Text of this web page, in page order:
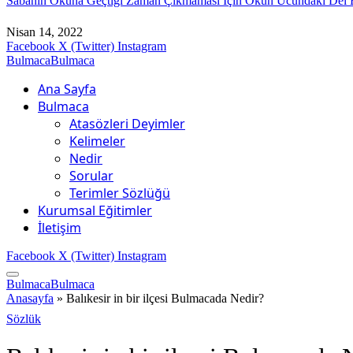
Nisan 14, 2022
Facebook X (Twitter) Instagram
BulmacaBulmaca
Ana Sayfa
Bulmaca
Atasözleri Deyimler
Kelimeler
Nedir
Sorular
Terimler Sözlüğü
Kurumsal Eğitimler
İletişim
Facebook X (Twitter) Instagram
BulmacaBulmaca
Anasayfa » Balıkesir in bir ilçesi Bulmacada Nedir?
Sözlük